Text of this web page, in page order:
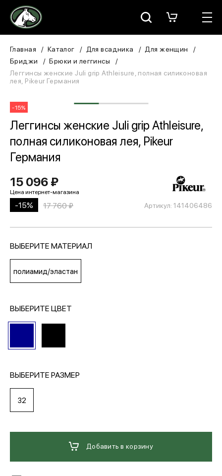
Москва
Для всадника
ЗООТОВАРЫ
Для собаки
Сувениры/Подарки
МЕДИА
ПОКУПАТЕЛЯМ
ОПЛАТА И ДОСТАВКА
Вход в личный кабинет
Главная Каталог Для всадника
Для женщин
Бриджи
Брюки и леггинсы
Леггинсы женские Juli grip Athleisure, полная силиконовая
лея, Pikeur Германия
-15%
Леггинсы женские Juli grip Athleisure,
полная силиконовая лея, Pikeur
Германия
Артикул: 141406486
15 096 ₽
-15% 17 760 ₽
ВЫБЕРИТЕ МАТЕРИАЛ
полиамид/эластан
ВЫБЕРИТЕ ЦВЕТ
ВЫБЕРИТЕ РАЗМЕР
32
Добавить в корзину